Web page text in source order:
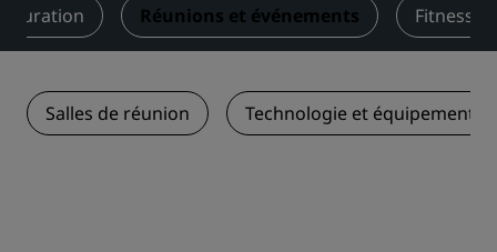
Réunions et événements Fitness
Salles de réunion Technologie et équipements